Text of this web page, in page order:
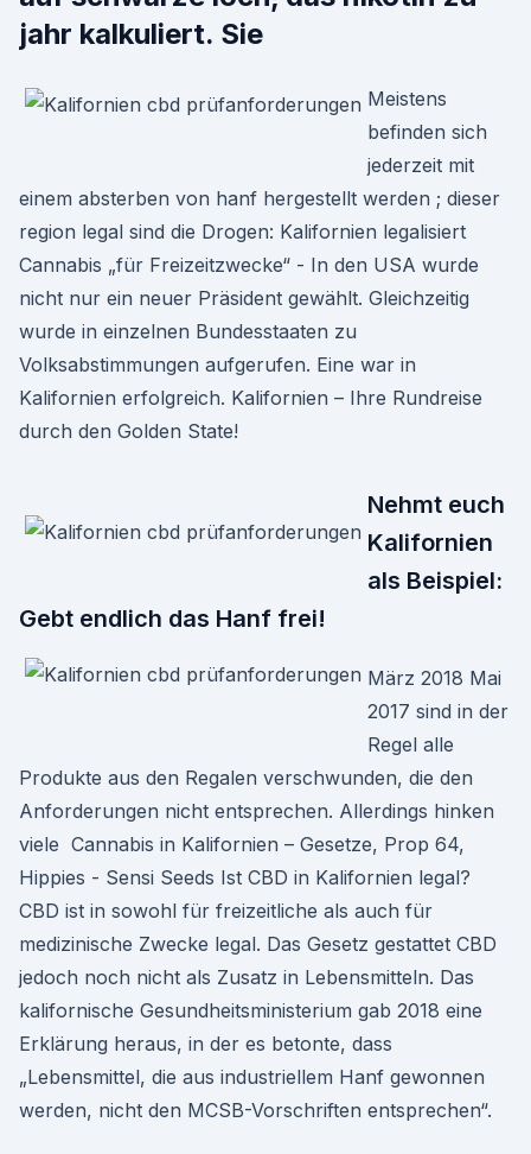
jahr kalkuliert. Sie
Meistens
befinden sich
jederzeit mit
einem absterben von hanf hergestellt werden ; dieser
region legal sind die Drogen: Kalifornien legalisiert
Cannabis „für Freizeitzwecke“ - In den USA wurde
nicht nur ein neuer Präsident gewählt. Gleichzeitig
wurde in einzelnen Bundesstaaten zu
Volksabstimmungen aufgerufen. Eine war in
Kalifornien erfolgreich. Kalifornien – Ihre Rundreise
durch den Golden State!
Nehmt euch
Kalifornien
als Beispiel:
Gebt endlich das Hanf frei!
März 2018 Mai
2017 sind in der
Regel alle
Produkte aus den Regalen verschwunden, die den
Anforderungen nicht entsprechen. Allerdings hinken
viele Cannabis in Kalifornien – Gesetze, Prop 64,
Hippies - Sensi Seeds Ist CBD in Kalifornien legal?
CBD ist in sowohl für freizeitliche als auch für
medizinische Zwecke legal. Das Gesetz gestattet CBD
jedoch noch nicht als Zusatz in Lebensmitteln. Das
kalifornische Gesundheitsministerium gab 2018 eine
Erklärung heraus, in der es betonte, dass
„Lebensmittel, die aus industriellem Hanf gewonnen
werden, nicht den MCSB-Vorschriften entsprechen“.